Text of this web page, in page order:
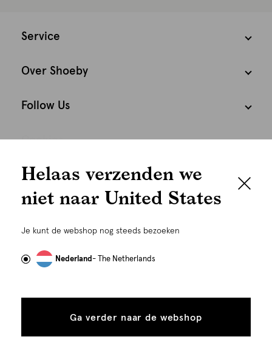
graag persoonlijk
gebruiken wij cookies en daarmee vergelijkbare
om advertenties te personaliseren...
tonen
toestaan
Service
Over Shoeby
Follow Us
Cookies
Nederland Nederlands
Alle rechten voorbehouden. Shoeby 2026
Helaas verzenden we
niet naar United States
Je kunt de webshop nog steeds bezoeken
Nederland- The Netherlands
Ga verder naar de webshop